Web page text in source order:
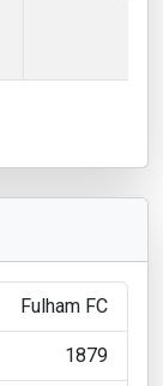
Fulham FC
1879